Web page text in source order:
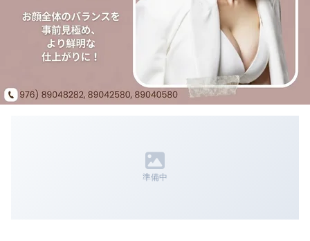
準備中